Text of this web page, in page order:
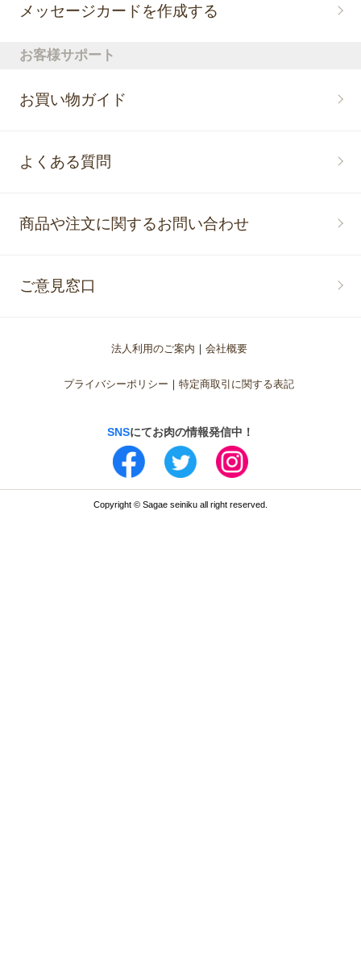
メッセージカードを作成する
お客様サポート
お買い物ガイド
よくある質問
商品や注文に関するお問い合わせ
ご意見窓口
法人利用のご案内 会社概要
プライバシーポリシー 特定商取引に関する表記
SNSにてお肉の情報発信中！
Copyright © Sagae seiniku all right reserved.